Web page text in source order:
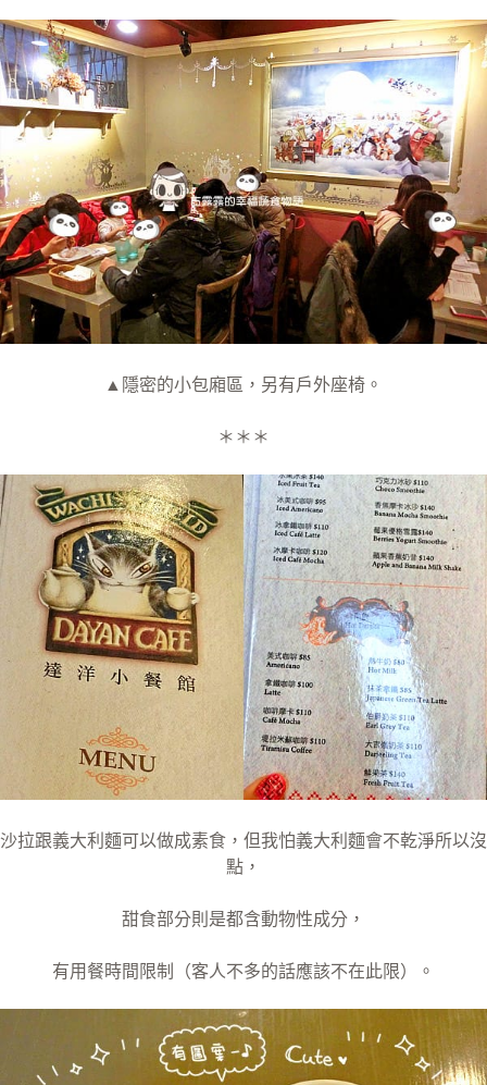
▲隱密的小包廂區，另有戶外座椅。
＊＊＊
沙拉跟義大利麵可以做成素食，但我怕義大利麵會不乾淨所以沒
點，
甜食部分則是都含動物性成分，
有用餐時間限制（客人不多的話應該不在此限）。